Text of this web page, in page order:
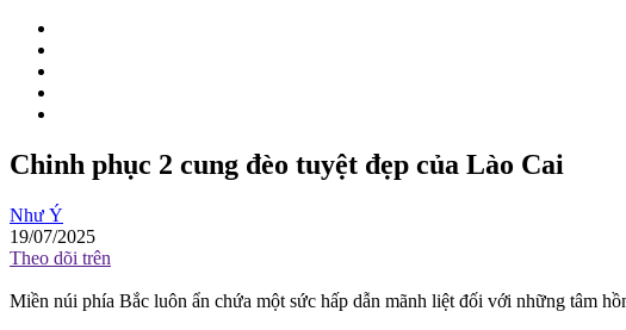
Chinh phục 2 cung đèo tuyệt đẹp của Lào Cai
Như Ý
19/07/2025
Theo dõi trên
Miền núi phía Bắc luôn ẩn chứa một sức hấp dẫn mãnh liệt đối với những tâm